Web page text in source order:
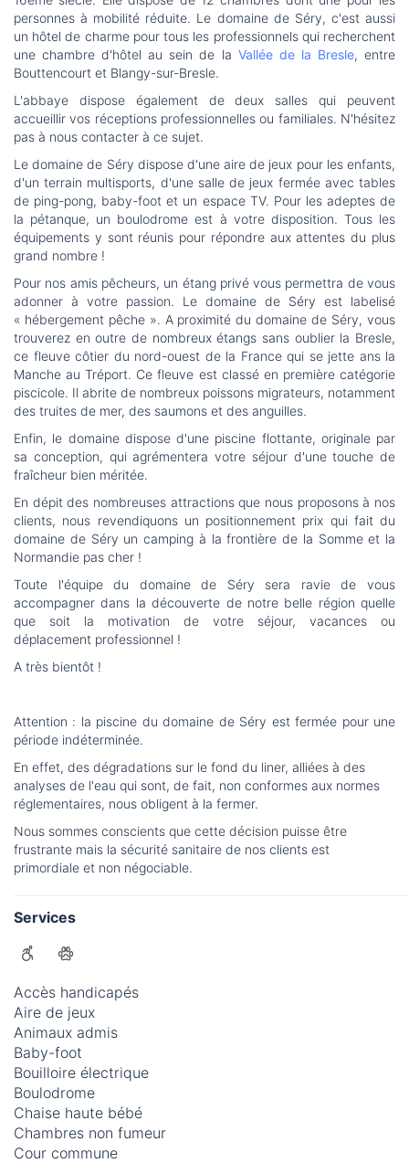
personnes à mobilité réduite. Le domaine de Séry, c'est aussi
un hôtel de charme pour tous les professionnels qui recherchent
une chambre d'hôtel au sein de la Vallée de la Bresle, entre
Bouttencourt et Blangy-sur-Bresle.
L'abbaye dispose également de deux salles qui peuvent
accueillir vos réceptions professionnelles ou familiales. N'hésitez
pas à nous contacter à ce sujet.
Le domaine de Séry dispose d'une aire de jeux pour les enfants,
d'un terrain multisports, d'une salle de jeux fermée avec tables
de ping-pong, baby-foot et un espace TV. Pour les adeptes de
la pétanque, un boulodrome est à votre disposition. Tous les
équipements y sont réunis pour répondre aux attentes du plus
grand nombre !
Pour nos amis pêcheurs, un étang privé vous permettra de vous
adonner à votre passion. Le domaine de Séry est labelisé
« hébergement pêche ». A proximité du domaine de Séry, vous
trouverez en outre de nombreux étangs sans oublier la Bresle,
ce fleuve côtier du nord-ouest de la France qui se jette ans la
Manche au Tréport. Ce fleuve est classé en première catégorie
piscicole. Il abrite de nombreux poissons migrateurs, notamment
des truites de mer, des saumons et des anguilles.
Enfin, le domaine dispose d'une piscine flottante, originale par
sa conception, qui agrémentera votre séjour d'une touche de
fraîcheur bien méritée.
En dépit des nombreuses attractions que nous proposons à nos
clients, nous revendiquons un positionnement prix qui fait du
domaine de Séry un camping à la frontière de la Somme et la
Normandie pas cher !
Toute l'équipe du domaine de Séry sera ravie de vous
accompagner dans la découverte de notre belle région quelle
que soit la motivation de votre séjour, vacances ou
déplacement professionnel !
A très bientôt !
Attention : la piscine du domaine de Séry est fermée pour une
période indéterminée.
En effet, des dégradations sur le fond du liner, alliées à des
analyses de l'eau qui sont, de fait, non conformes aux normes
réglementaires, nous obligent à la fermer.
Nous sommes conscients que cette décision puisse être
frustrante mais la sécurité sanitaire de nos clients est
primordiale et non négociable.
Services
Accès handicapés
Aire de jeux
Animaux admis
Baby-foot
Bouilloire électrique
Boulodrome
Chaise haute bébé
Chambres non fumeur
Cour commune